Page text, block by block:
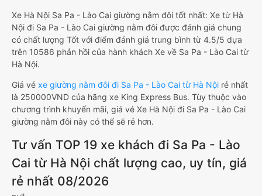
Xe Hà Nội Sa Pa - Lào Cai giường nằm đôi tốt nhất: Xe từ Hà
Nội đi Sa Pa - Lào Cai giường nằm đôi được đánh giá chung
có chất lượng Tốt với điểm đánh giá trung bình từ 4.5/5 dựa
trên 10586 phản hồi của hành khách Xe về Sa Pa - Lào Cai từ
Hà Nội.
Giá vé xe giường nằm đôi đi Sa Pa - Lào Cai từ Hà Nội rẻ nhất
là 250000VND của hãng xe King Express Bus. Tùy thuộc vào
chương trình khuyến mãi, giá vé Xe Hà Nội đi Sa Pa - Lào Cai
giường nằm đôi này có thể sẽ rẻ hơn.
Tư vấn TOP 19 xe khách đi Sa Pa - Lào
Cai từ Hà Nội chất lượng cao, uy tín, giá
rẻ nhất 08/2026